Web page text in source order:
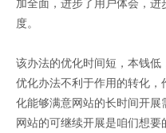
加全面，进步了用户体会，
度。
该办法的优化时间短，本钱
优化办法不利于作用的转化
化能够满意网站的长时间开展
网站的可继续开展是咱们想要